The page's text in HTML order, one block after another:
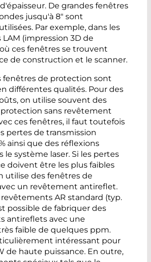
De grandes fenêtres
jusqu'à 8" sont
Par exemple, dans les
(impression 3D de
ces fenêtres se trouvent
de construction et le scanner.
fenêtres de protection sont
différentes qualités. Pour des
on utilise souvent des
sans revêtement
ces fenêtres, il faut toutefois
pertes de transmission
ainsi que des réflexions
le système laser. Si les pertes
doivent être les plus faibles
utilise des fenêtres de
un revêtement antireflet.
AR standard (typ.
possible de fabriquer des
antireflets avec une
faible de quelques ppm.
intéressant pour
de haute puissance. En outre,